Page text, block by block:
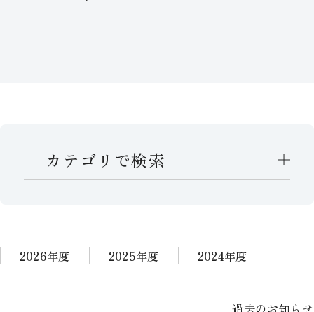
カテゴリで検索
2026年度 2025年度 2024年度